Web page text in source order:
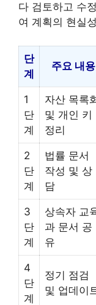
다 검토하고 수
여 계획의 현실
단
계
주요 내용
1
단
계
자산 목록
및 개인 키
정리
2
단
계
법률 문서
작성 및 상
담
3
단
계
상속자 교
과 문서 공
유
4
단
계
정기 점검
및 업데이